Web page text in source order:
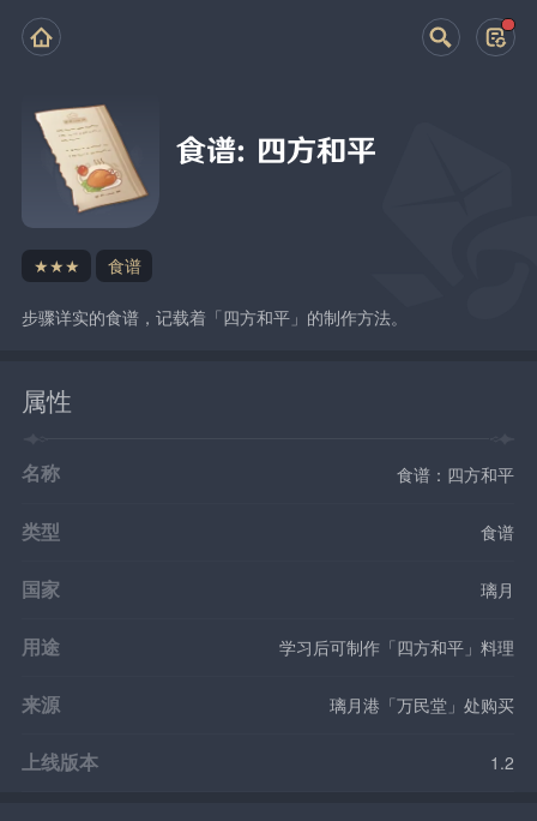
食谱：四方和平
★★★ 食谱
步骤详实的食谱，记载着「四方和平」的制作方法。
属性
名称 食谱：四方和平
类型 食谱
国家 璃月
用途 学习后可制作「四方和平」料理
来源 璃月港「万民堂」处购买
上线版本 1.2